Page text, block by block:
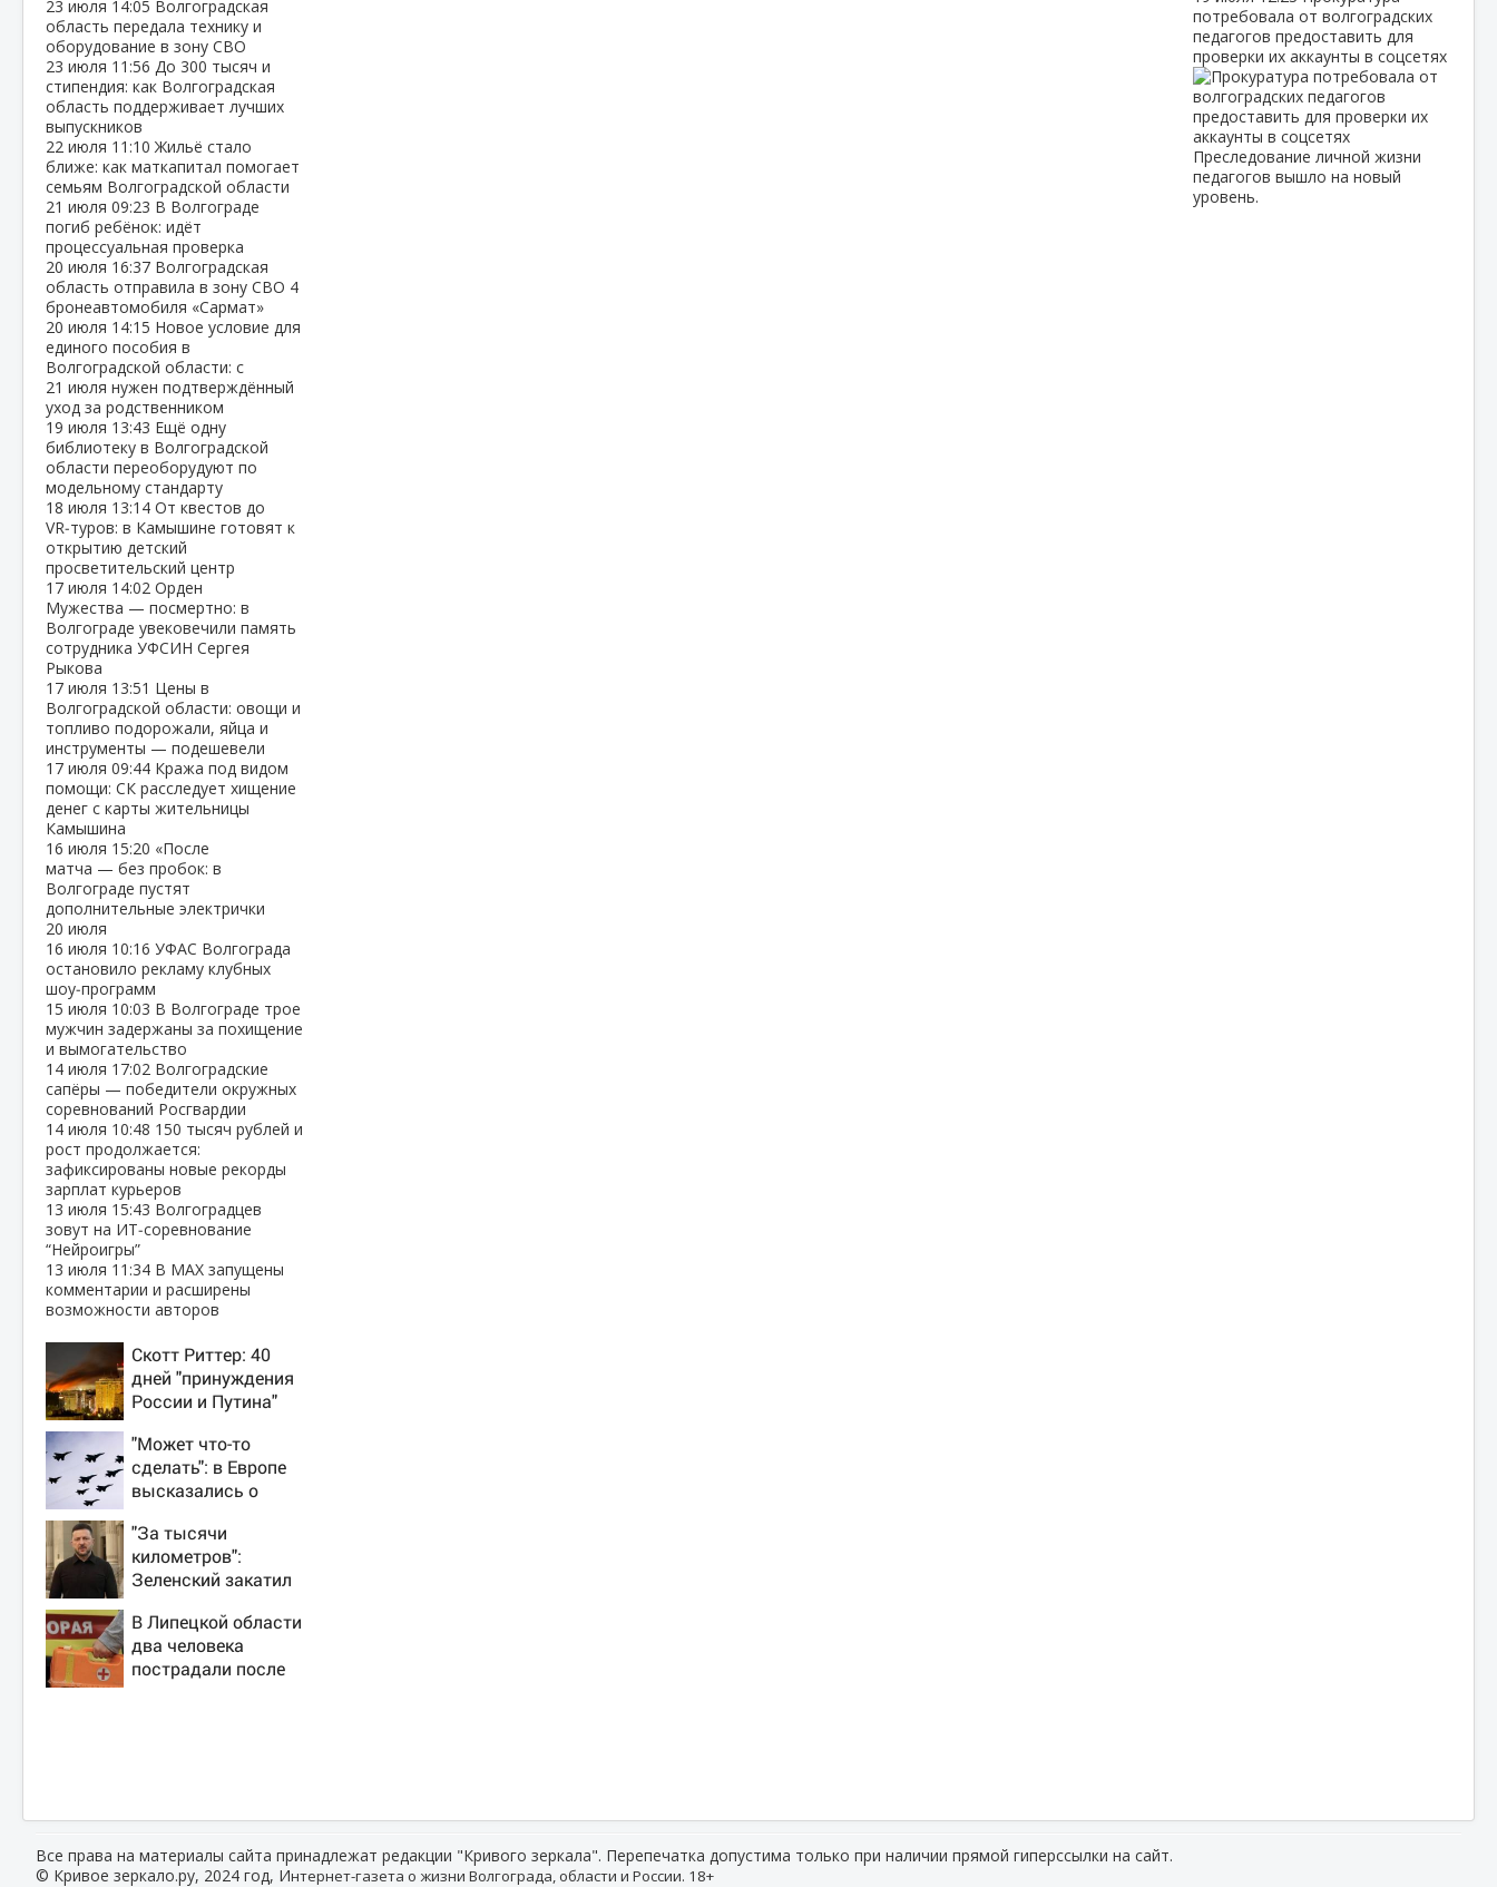
23 июля 14:05 Волгоградская
область передала технику и
оборудование в зону СВО
23 июля 11:56 До 300 тысяч и
стипендия: как Волгоградская
область поддерживает лучших
выпускников
22 июля 11:10Жильё стало
ближе: как маткапитал помогает
семьям Волгоградской области
21 июля 09:23 В Волгограде
погиб ребёнок: идёт
процессуальная проверка
20 июля 16:37 Волгоградская
область отправила в зону СВО 4
бронеавтомобиля «Сармат»
20 июля 14:15 Новое условие для
единого пособия в
Волгоградской области: с
21 июля нужен подтверждённый
уход за родственником
19 июля 13:43 Ещё одну
библиотеку в Волгоградской
области переоборудуют по
модельному стандарту
18 июля 13:14 От квестов до
VR‑туров: в Камышине готовят к
открытию детский
просветительский центр
17 июля 14:02 Орден
Мужества — посмертно: в
Волгограде увековечили память
сотрудника УФСИН Сергея
Рыкова
17 июля 13:51 Цены в
Волгоградской области: овощи и
топливо подорожали, яйца и
инструменты — подешевели
17 июля 09:44 Кража под видом
помощи: СК расследует хищение
денег с карты жительницы
Камышина
16 июля 15:20 «После
матча — без пробок: в
Волгограде пустят
дополнительные электрички
20 июля
16 июля 10:16 УФАС Волгограда
остановило рекламу клубных
шоу‑программ
15 июля 10:03 В Волгограде трое
мужчин задержаны за похищение
и вымогательство
14 июля 17:02 Волгоградские
сапёры — победители окружных
соревнований Росгвардии
14 июля 10:48 150 тысяч рублей и
рост продолжается:
зафиксированы новые рекорды
зарплат курьеров
13 июля 15:43 Волгоградцев
зовут на ИТ‑соревнование
“Нейроигры”
13 июля 11:34 В МАХ запущены
комментарии и расширены
возможности авторов
Скотт Риттер: 40
дней "принуждения
России и Путина"
крах режима
Зеленского
"Может что-то
сделать": в Европе
высказались о
"За тысячи
километров":
Зеленский закатил
после ночного
удара
В Липецкой области
два человека
пострадали после
потребовала от волгоградских
педагогов предоставить для
проверки их аккаунты в соцсетях
Преследование личной жизни
педагогов вышло на новый
уровень.
Все права на материалы сайта принадлежат редакции "Кривого зеркала". Перепечатка допустима только при наличии прямой гиперссылки на сайт.
© Кривое зеркало.ру, 2024 год, Интернет-газета о жизни Волгограда, области и России. 18+